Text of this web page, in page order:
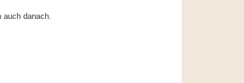
auch danach.